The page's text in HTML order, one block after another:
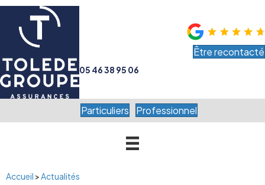
Être recontacté
05 46 38 95 06
Particuliers Professionnel
Accueil >Actualités